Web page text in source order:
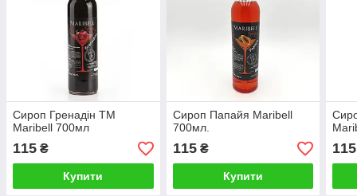
Сироп Гренадін TM
Maribell 700мл
115 ₴
Купити
Сироп Папайя Maribell
700мл.
115₴
Купити
115